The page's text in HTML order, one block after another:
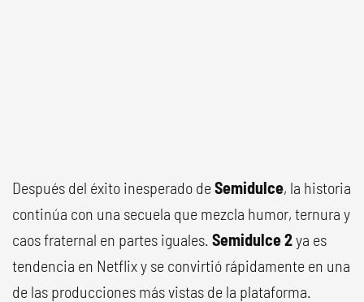
Después del éxito inesperado deSemidulce, la historia
continúa con una secuela que mezcla humor, ternura y
caos fraternal en partes iguales. Semidulce 2ya es
tendencia en Netflix y se convirtió rápidamente en una
de las producciones más vistas de la plataforma.